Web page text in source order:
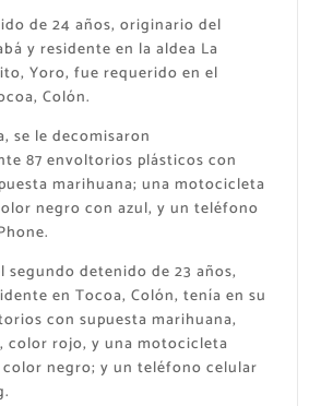
de 24 años, originario del
y residente en la aldea La
Yoro, fue requerido en el
Colón.
se le decomisaron
87 envoltorios plásticos con
marihuana; una motocicleta
negro con azul, y un teléfono
segundo detenido de 23 años,
en Tocoa, Colón, tenía en su
con supuesta marihuana,
color rojo, y una motocicleta
color negro; y un teléfono celular